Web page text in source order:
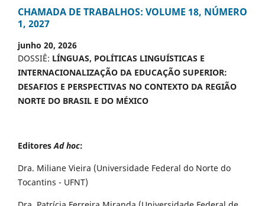
CHAMADA DE TRABALHOS: VOLUME 18, NÚMERO
1, 2027
junho 20, 2026
DOSSIÊ: LÍNGUAS, POLÍTICAS LINGUÍSTICAS E
INTERNACIONALIZAÇÃO DA EDUCAÇÃO SUPERIOR:
DESAFIOS E PERSPECTIVAS NO CONTEXTO DA REGIÃO
NORTE DO BRASIL E DO MÉXICO
Editores Ad hoc:
Dra. Miliane Vieira (Universidade Federal do Norte do
Tocantins - UFNT)